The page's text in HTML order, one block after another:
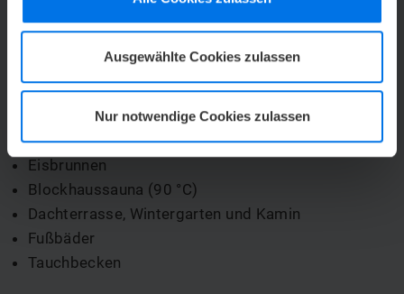
Ausgewählte Cookies zulassen
Nur notwendige Cookies zulassen
Die Sauna
Dampfbad (40°C, 100% Luftfeuchtigkeit)
Biosauna (60°C, 30% Luftfeuchtigkeit)
Trockensauna (85°C)
Freiluftatrium
Eisbrunnen
Blockhaussauna (90 °C)
Dachterrasse, Wintergarten und Kamin
Fußbäder
Tauchbecken